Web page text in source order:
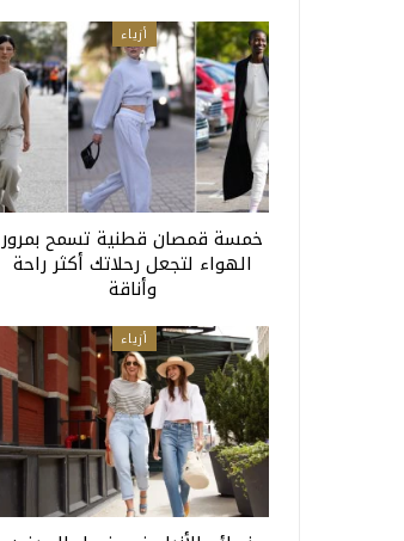
أزياء
خمسة قمصان قطنية تسمح بمرور
الهواء لتجعل رحلاتك أكثر راحة
وأناقة
أزياء